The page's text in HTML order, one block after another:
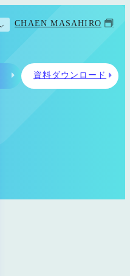
CHAEN MASAHIRO
資料ダウンロード